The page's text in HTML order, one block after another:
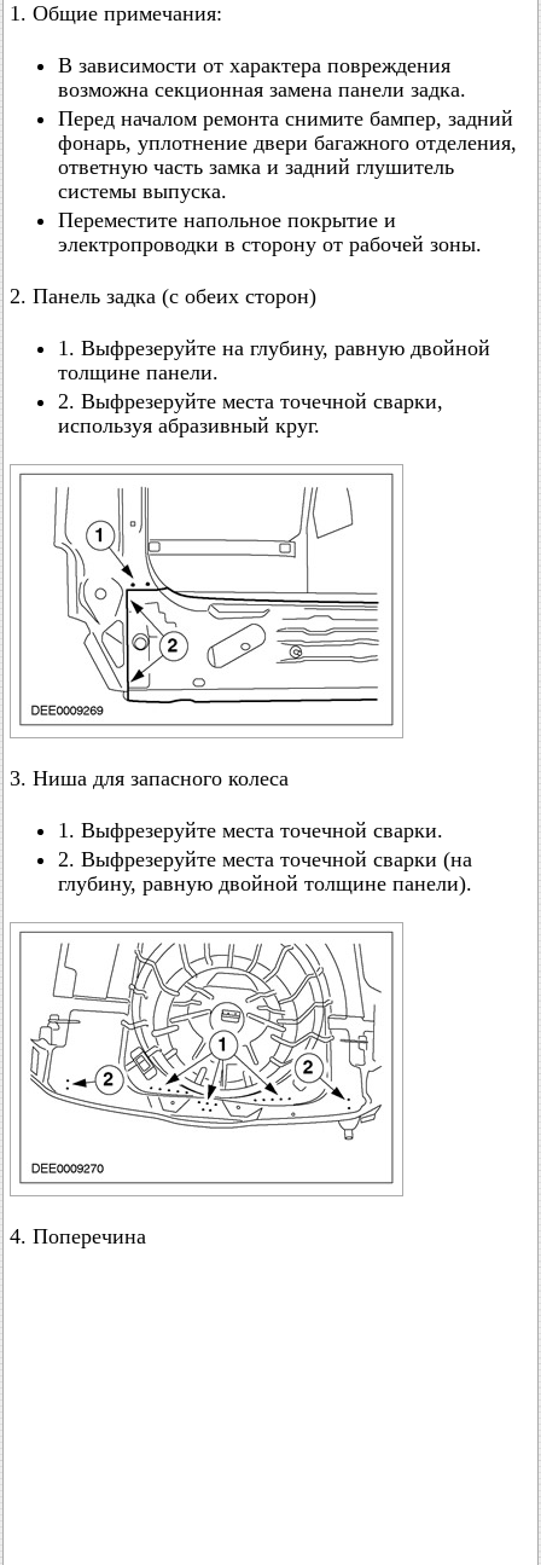
1. Общие примечания:
В зависимости от характера повреждения
возможна секционная замена панели задка.
Перед началом ремонта снимите бампер, задний
фонарь, уплотнение двери багажного отделения,
ответную часть замка и задний глушитель
системы выпуска.
Переместите напольное покрытие и
электропроводки в сторону от рабочей зоны.
2. Панель задка (с обеих сторон)
1. Выфрезеруйте на глубину, равную двойной
толщине панели.
2. Выфрезеруйте места точечной сварки,
используя абразивный круг.
3. Ниша для запасного колеса
1. Выфрезеруйте места точечной сварки.
2. Выфрезеруйте места точечной сварки (на
глубину, равную двойной толщине панели).
4. Поперечина